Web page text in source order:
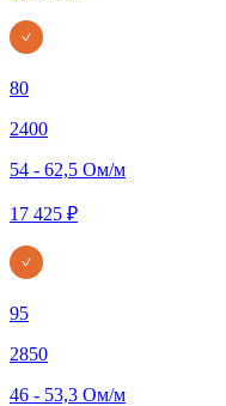
80
2400
54 - 62,5 Ом/м
17 425 ₽
95
2850
46 - 53,3 Ом/м